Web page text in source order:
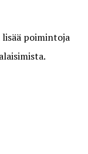
lisää poimintoja